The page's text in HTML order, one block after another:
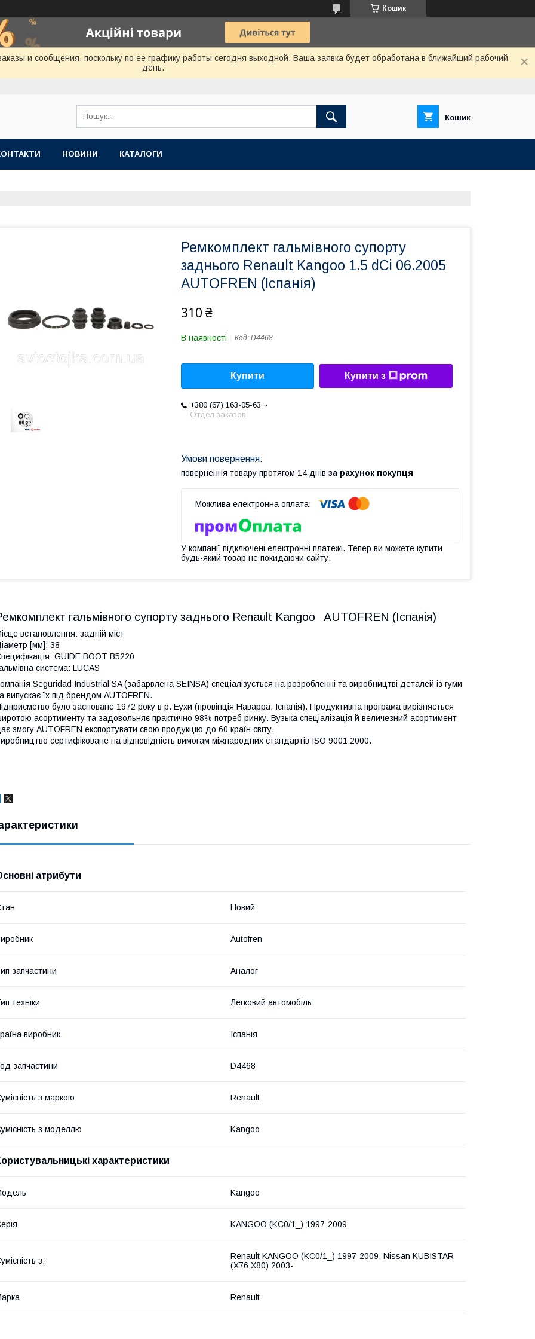
Кошик
и сообщения, поскольку по ее графику работы сегодня выходной. Ваша заявка будет обработана в ближайший рабочий
день.
Кошик
НОВИНИ КАТАЛОГИ
Ремкомплект гальмівного супорту
заднього Renault Kangoo 1.5 dCi 06.2005
AUTOFREN (Іспанія)
310 ₴
В наявності Код: D4468
Купити Купити з
+380 (67) 163-05-63
Отдел заказов
повернення товару протягом 14 днів за рахунок покупця
У компанії підключені електронні платежі. Тепер ви можете купити
будь-який товар не покидаючи сайту.
гальмівного супорту заднього Renault Kangoo AUTOFREN (Іспанія)
встановлення: задній міст
[мм]: 38
GUIDE BOOT B5220
система: LUCAS
Seguridad Industrial SA (забарвлена SEINSA) спеціалізується на розробленні та виробництві деталей із гуми
випускає їх під брендом AUTOFREN.
було засноване 1972 року в р. Еухи (провінція Наварра, Іспанія). Продуктивна програма вирізняється
асортименту та задовольняє практично 98% потреб ринку. Вузька спеціалізація й величезний асортимент
змогу AUTOFREN експортувати свою продукцію до 60 країн світу.
сертифіковане на відповідність вимогам міжнародних стандартів ISO 9001:2000.
атрибути
Новий
Autofren
запчастини Аналог
техніки Легковий автомобіль
виробник Іспанія
запчастини D4468
з маркою Renault
з моделлю Kangoo
характеристики
Kangoo
KANGOO (KC0/1_) 1997-2009
з:
Renault KANGOO (KC0/1_) 1997-2009, Nissan KUBISTAR
(X76 X80) 2003-
Renault